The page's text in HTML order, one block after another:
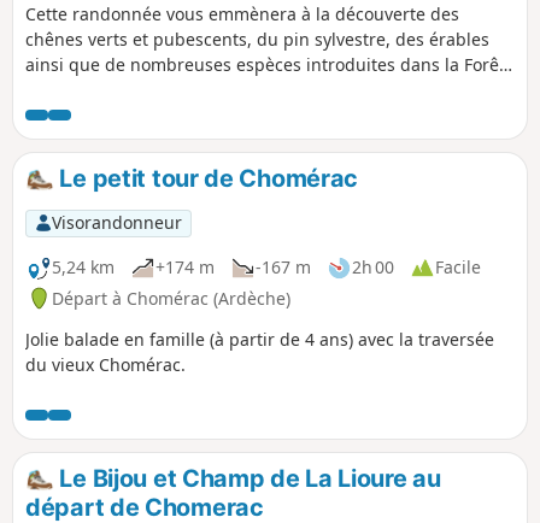
Cette randonnée vous emmènera à la découverte des
chênes verts et pubescents, du pin sylvestre, des érables
ainsi que de nombreuses espèces introduites dans la Forêt
méditerranéens et le douglas.
Le petit tour de Chomérac
Visorandonneur
5,24 km
+174 m -167 m 2h 00
Facile
Départ à Chomérac (Ardèche)
Jolie balade en famille (à partir de 4 ans) avec la traversée
du vieux Chomérac.
Le Bijou et Champ de La Lioure au
départ de Chomerac